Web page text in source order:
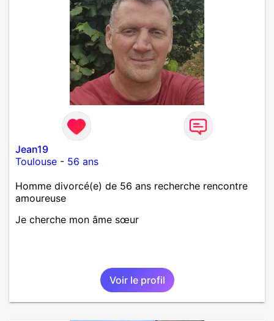
Jean19
Toulouse - 56 ans
Homme divorcé(e) de 56 ans recherche rencontre
amoureuse
Je cherche mon âme sœur
Voir le profil